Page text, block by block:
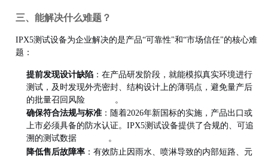
三、能解决什么难题？
IPX5测试设备为企业解决的是产品“可靠性"和“市场信任"的核心难
题：
提前发现设计缺陷 ：在产品研发阶段，就能模拟真实环境进行
测试，及时发现外壳密封、结构设计上的薄弱点，避免量产后
的批量召回风险
。
确保符合法规与标准 ：随着2026年新国标的实施，产品出口或
上市必须具备的防水认证。IPX5测试设备提供了合规的、可追
溯的测试数据
。
降低售后故障率 ：有效防止因雨水、喷淋导致的内部短路、元